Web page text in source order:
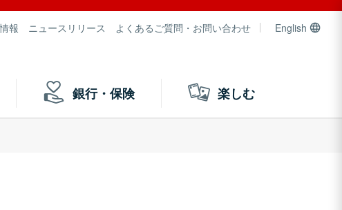
報 ニュースリリース よくあるご質問・お問い合わせ English
銀行・保険 楽しむ